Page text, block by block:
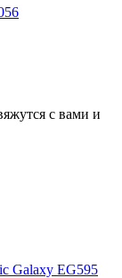
с вами и
Galaxy EG595